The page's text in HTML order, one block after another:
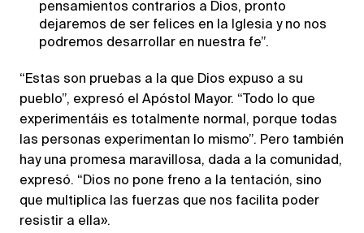
pensamientos contrarios a Dios, pronto
dejaremos de ser felices en la Iglesia y no nos
podremos desarrollar en nuestra fe”.
“Estas son pruebas a la que Dios expuso a su
pueblo”, expresó el Apóstol Mayor. “Todo lo que
experimentáis es totalmente normal, porque todas
las personas experimentan lo mismo”. Pero también
hay una promesa maravillosa, dada a la comunidad,
expresó. “Dios no pone freno a la tentación, sino
que multiplica las fuerzas que nos facilita poder
resistir a ella».